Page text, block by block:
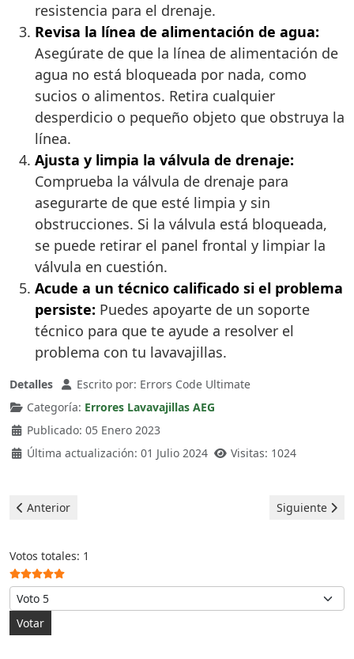
resistencia para el drenaje.
Revisa la línea de alimentación de agua:
Asegúrate de que la línea de alimentación de
agua no está bloqueada por nada, como
sucios o alimentos. Retira cualquier
desperdicio o pequeño objeto que obstruya la
línea.
Ajusta y limpia la válvula de drenaje:
Comprueba la válvula de drenaje para
asegurarte de que esté limpia y sin
obstrucciones. Si la válvula está bloqueada,
se puede retirar el panel frontal y limpiar la
válvula en cuestión.
Acude a un técnico calificado si el problema
persiste: Puedes apoyarte de un soporte
técnico para que te ayude a resolver el
problema con tu lavavajillas.
Detalles Escrito por: Errors Code Ultimate
Categoría: Errores Lavavajillas AEG
Publicado: 05 Enero 2023
Última actualización: 01 Julio 2024
Visitas: 1024
Artículo anterior: Aeg Lavavajillas - error e10
Anterior Artículo
Siguiente
Ratio:5/5
Votos totales: 1
Por favor, vote